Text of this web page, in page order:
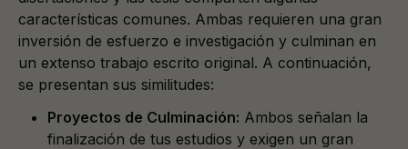
características comunes. Ambas requieren una gran
inversión de esfuerzo e investigación y culminan en
un extenso trabajo escrito original. A continuación,
se presentan sus similitudes:
Proyectos de Culminación: Ambos señalan la
finalización de tus estudios y exigen un gran